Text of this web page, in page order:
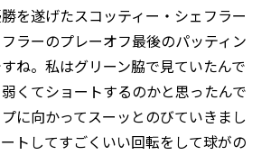
を遂げたスコッティー・シェフラー
ラーのプレーオフ最後のパッティン
ね。私はグリーン脇で見ていたんで
くてショートするのかと思ったんで
に向かってスーッとのびていきまし
トしてすごくいい回転をして球がの